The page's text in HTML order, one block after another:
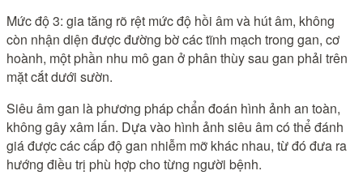
Mức độ 3: gia tăng rõ rệt mức độ hồi âm và hút âm, không
còn nhận diện được đường bờ các tĩnh mạch trong gan, cơ
hoành, một phần nhu mô gan ở phân thùy sau gan phải trên
mặt cắt dưới sườn.
Siêu âm gan là phương pháp chẩn đoán hình ảnh an toàn,
không gây xâm lấn. Dựa vào hình ảnh siêu âm có thể đánh
giá được các cấp độ gan nhiễm mỡ khác nhau, từ đó đưa ra
hướng điều trị phù hợp cho từng người bệnh.